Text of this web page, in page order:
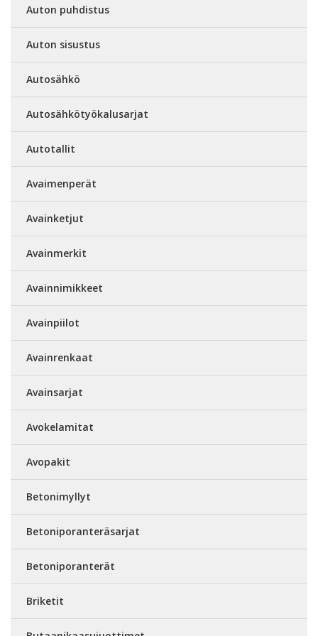
Auton puhdistus
Auton sisustus
Autosähkö
Autosähkötyökalusarjat
Autotallit
Avaimenperät
Avainketjut
Avainmerkit
Avainnimikkeet
Avainpiilot
Avainrenkaat
Avainsarjat
Avokelamitat
Avopakit
Betonimyllyt
Betoniporanteräsarjat
Betoniporanterät
Briketit